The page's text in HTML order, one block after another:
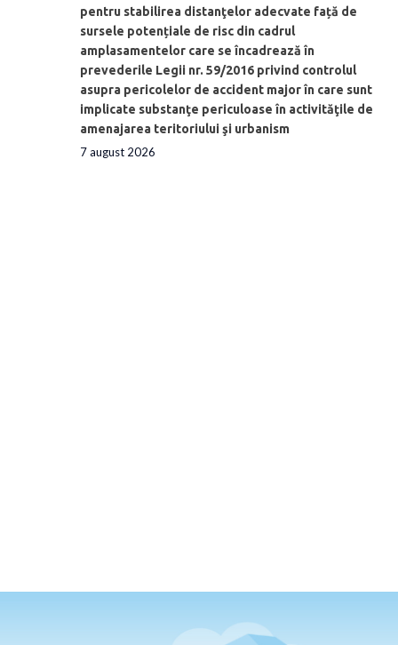
pentru stabilirea distanţelor adecvate față de
sursele potențiale de risc din cadrul
amplasamentelor care se încadrează în
prevederile Legii nr. 59/2016 privind controlul
asupra pericolelor de accident major în care sunt
implicate substanţe periculoase în activităţile de
amenajarea teritoriului şi urbanism
7 august 2026